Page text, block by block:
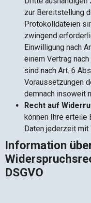
zur Bereitstellung
Protokolldateien
zwingend
Einwilligung nach
einem Vertrag
sind nach Art. 6
Voraussetzungen
demnach insoweit
Recht auf
können Ihre erteile
Daten jederzeit
Information
DSGVO